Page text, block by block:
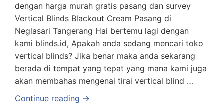
dengan harga murah gratis pasang dan survey
Vertical Blinds Blackout Cream Pasang di
Neglasari Tangerang Hai bertemu lagi dengan
kami blinds.id, Apakah anda sedang mencari toko
vertical blinds? Jika benar maka anda sekarang
berada di tempat yang tepat yang mana kami juga
akan membahas mengenai tirai vertical blind …
Continue reading →